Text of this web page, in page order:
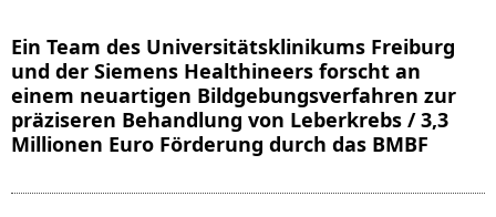
Ein Team des Universitätsklinikums Freiburg
und der Siemens Healthineers forscht an
einem neuartigen Bildgebungsverfahren zur
präziseren Behandlung von Leberkrebs / 3,3
Millionen Euro Förderung durch das BMBF